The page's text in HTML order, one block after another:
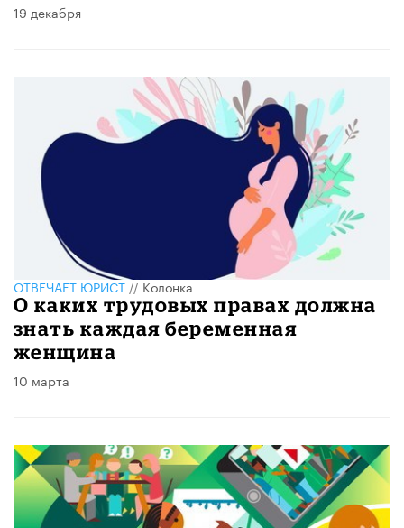
19 декабря
ОТВЕЧАЕТ ЮРИСТ//Колонка
О каких трудовых правах должна
знать каждая беременная
женщина
10 марта